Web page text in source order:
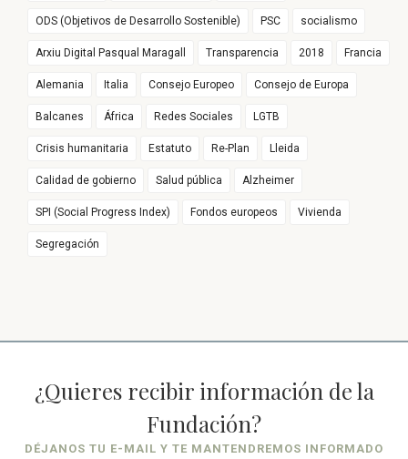
ODS (Objetivos de Desarrollo Sostenible) PSC socialismo
Arxiu Digital Pasqual Maragall Transparencia 2018 Francia
Alemania Italia Consejo Europeo Consejo de Europa
Balcanes África Redes Sociales LGTB
Crisis humanitaria Estatuto Re-Plan Lleida
Calidad de gobierno Salud pública Alzheimer
SPI (Social Progress Index) Fondos europeos Vivienda
Segregación
¿Quieres recibir información de la
Fundación?
DÉJANOS TU E-MAIL Y TE MANTENDREMOS INFORMADO